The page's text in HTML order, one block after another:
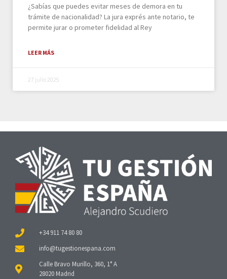
¿Sabías que puedes evitar meses de demora en tu
trámite de nacionalidad? La jura exprés ante notario, te
permite jurar o prometer fidelidad al Rey
LEER MÁS
27 julio 2025
+34 911 74 80 80
Calle Bravo Murillo, 360, 1° A
28020 Madrid